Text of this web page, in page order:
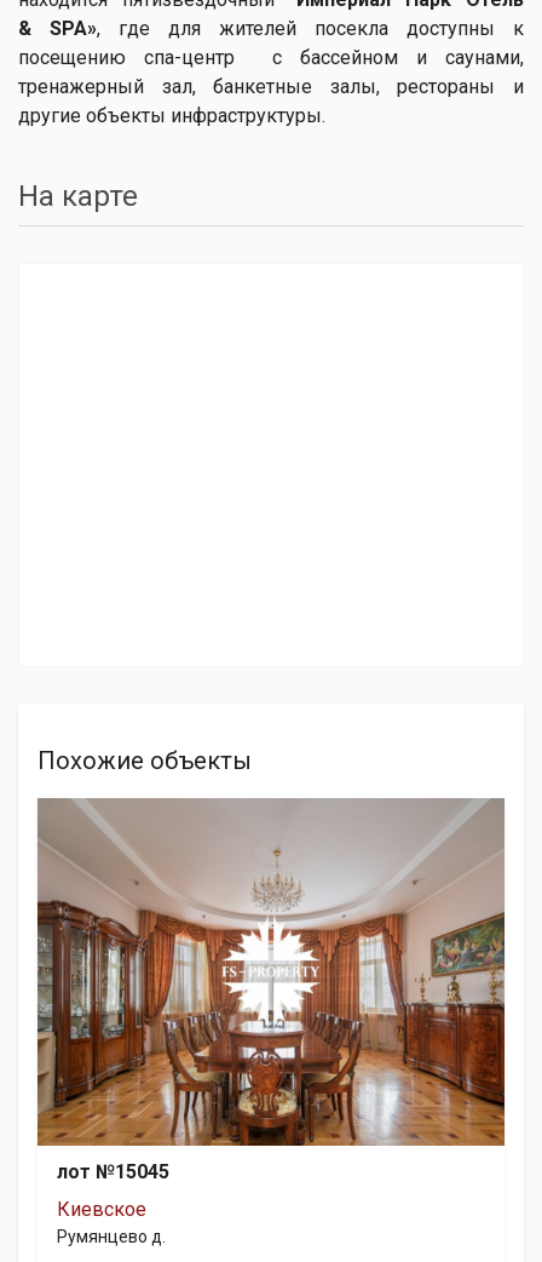
& SPA», где для жителей посекла доступны к
посещению спа-центр с бассейном и саунами,
тренажерный зал, банкетные залы, рестораны и
другие объекты инфраструктуры.
На карте
Похожие объекты
лот №15045
Киевское
Румянцево д.